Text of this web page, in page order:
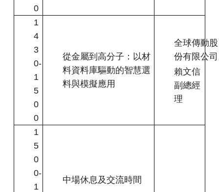
0
1
4
3
0-
1
5
0
0
從金屬到高分子：以材
料資料庫驅動的智慧選
料與模擬應用
全球傳動股
份有限公司
賴文信
副總經
理
1
5
0
0-
1
中場休息及交流時間